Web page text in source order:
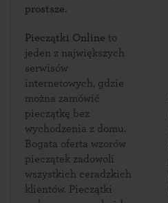
prostsze.
Pieczątki Online to
jeden z największych
serwisów
internetowych, gdzie
można zamówić
pieczątkę bez
wychodzenia z domu.
Bogata oferta wzorów
pieczątek zadowoli
wszystkich ceradzkich
klientów. Pieczątki